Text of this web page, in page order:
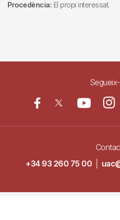
Procedència: El propi interessat.
+34 93 260 75 00